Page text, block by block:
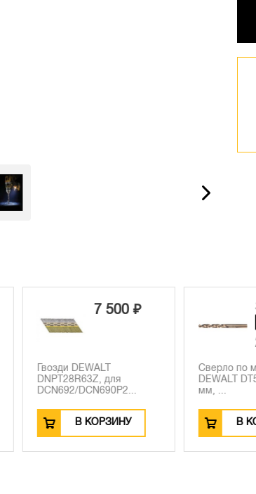
Сверло по металлу
DEWALT DT5543, 4x43x75
мм, ...